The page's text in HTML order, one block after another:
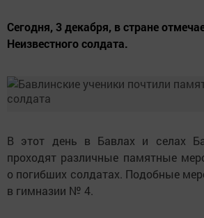
Сегодня, 3 декабря, в стране
Неизвестного солдата.
В этот день в Бавлах и селах
проходят различные памятные
о погибших солдатах. Подобные
в гимназии № 4.